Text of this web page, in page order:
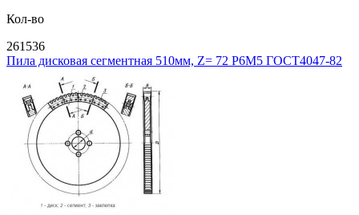
Кол-во
261536
Пила дисковая сегментная 510мм, Z= 72 Р6М5 ГОСТ4047-82